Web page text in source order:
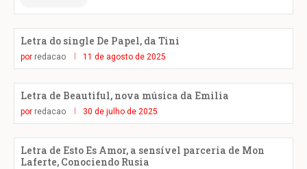
Letra do single De Papel, da Tini
por redacao 11 de agosto de 2025
Letra de Beautiful, nova música da Emilia
por redacao 30 de julho de 2025
Letra de Esto Es Amor, a sensível parceria de Mon
Laferte, Conociendo Rusia